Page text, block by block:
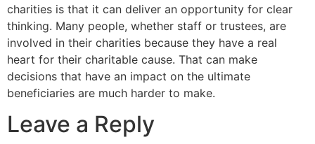
Sri Lavan
charities is that it can deliver an opportunity for clear
thinking. Many people, whether staff or trustees, are
involved in their charities because they have a real
heart for their charitable cause. That can make
decisions that have an impact on the ultimate
beneficiaries are much harder to make.
Leave a Reply